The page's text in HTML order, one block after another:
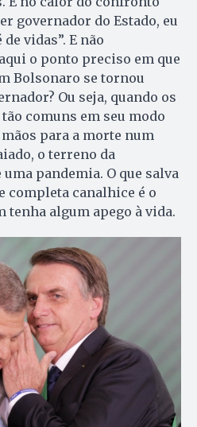
governador do Estado, eu
vidas”. E não
o ponto preciso em que
Bolsonaro se tornou
Ou seja, quando os
comuns em seu modo
para a morte num
o terreno da
pandemia. O que salva
completa canalhice é o
tenha algum apego à vida.